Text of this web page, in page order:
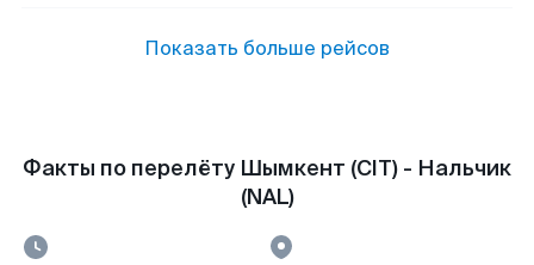
Показать больше рейсов
Факты по перелёту Шымкент (CIT) - Нальчик
(NAL)